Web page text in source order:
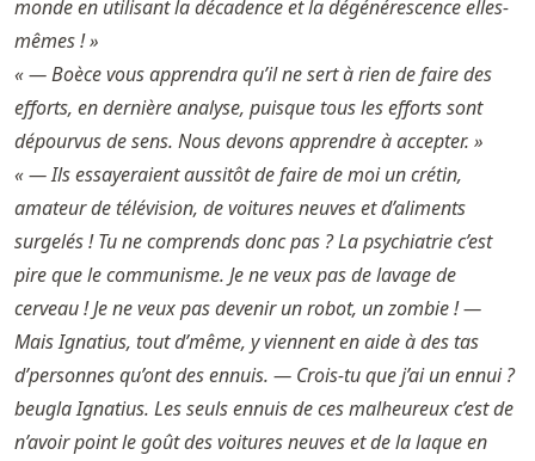
monde en utilisant la décadence et la dégénérescence elles-
mêmes ! »
« — Boèce vous apprendra qu’il ne sert à rien de faire des
efforts, en dernière analyse, puisque tous les efforts sont
dépourvus de sens. Nous devons apprendre à accepter. »
« — Ils essayeraient aussitôt de faire de moi un crétin,
amateur de télévision, de voitures neuves et d’aliments
surgelés ! Tu ne comprends donc pas ? La psychiatrie c’est
pire que le communisme. Je ne veux pas de lavage de
cerveau ! Je ne veux pas devenir un robot, un zombie ! —
Mais Ignatius, tout d’même, y viennent en aide à des tas
d’personnes qu’ont des ennuis. — Crois-tu que j’ai un ennui ?
beugla Ignatius. Les seuls ennuis de ces malheureux c’est de
n’avoir point le goût des voitures neuves et de la laque en